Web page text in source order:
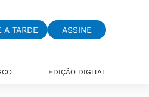
A TARDE ASSINE
EDIÇÃO DIGITAL